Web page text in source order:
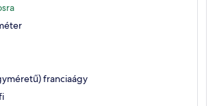
franciaágy